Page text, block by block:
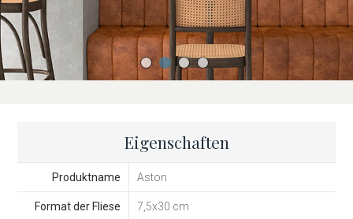
Eigenschaften
Produktname Aston
Format der Fliese 7,5x30 cm